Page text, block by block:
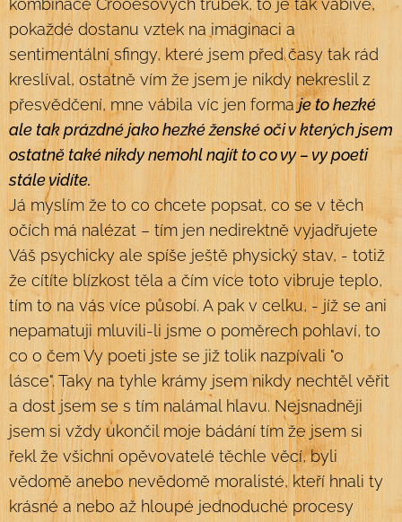
kombinace Crooesových trubek, to je tak vábivé,
pokaždé dostanu vztek na imaginaci a
sentimentální sfingy, které jsem před časy tak rád
kreslíval, ostatně vím že jsem je nikdy nekreslil z
přesvědčení, mne vábila víc jen formaje to hezké
ale tak prázdné jako hezké ženské oči v kterých jsem
ostatně také nikdy nemohl najít to co vy – vy poeti
stále vidíte.
Já myslím že to co chcete popsat, co se v těch
očích má nalézat – tím jen nedirektně vyjadřujete
Váš psychicky ale spíše ještě physický stav, - totiž
že cítíte blízkost těla a čím více toto vibruje teplo,
tím to na vás více působí. A pak v celku, - jíž se ani
nepamatuji mluvili-li jsme o poměrech pohlaví, to
co o čem Vy poeti jste se již tolik nazpívali "o
lásce". Taky na tyhle krámy jsem nikdy nechtěl věřit
a dost jsem se s tím nalámal hlavu. Nejsnadněji
jsem si vždy ukončil moje bádání tím že jsem si
řekl že všichni opěvovatelé těchle věcí, byli
vědomě anebo nevědomě moralisté, kteří hnali ty
krásné a nebo až hloupé jednoduché procesy